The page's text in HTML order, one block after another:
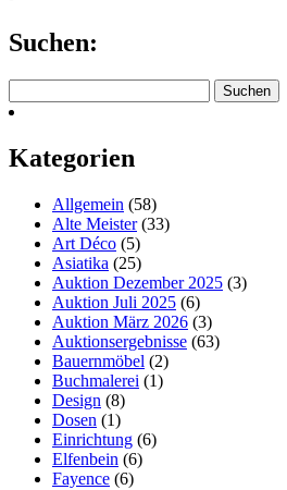
Suchen:
nach:
Kategorien
Allgemein (58)
Alte Meister(33)
Art Déco (5)
Asiatika (25)
Auktion Dezember 2025 (3)
Auktion Juli 2025 (6)
Auktion März 2026 (3)
Auktionsergebnisse (63)
Bauernmöbel (2)
Buchmalerei (1)
Design (8)
Dosen (1)
Einrichtung (6)
Elfenbein (6)
Fayence (6)